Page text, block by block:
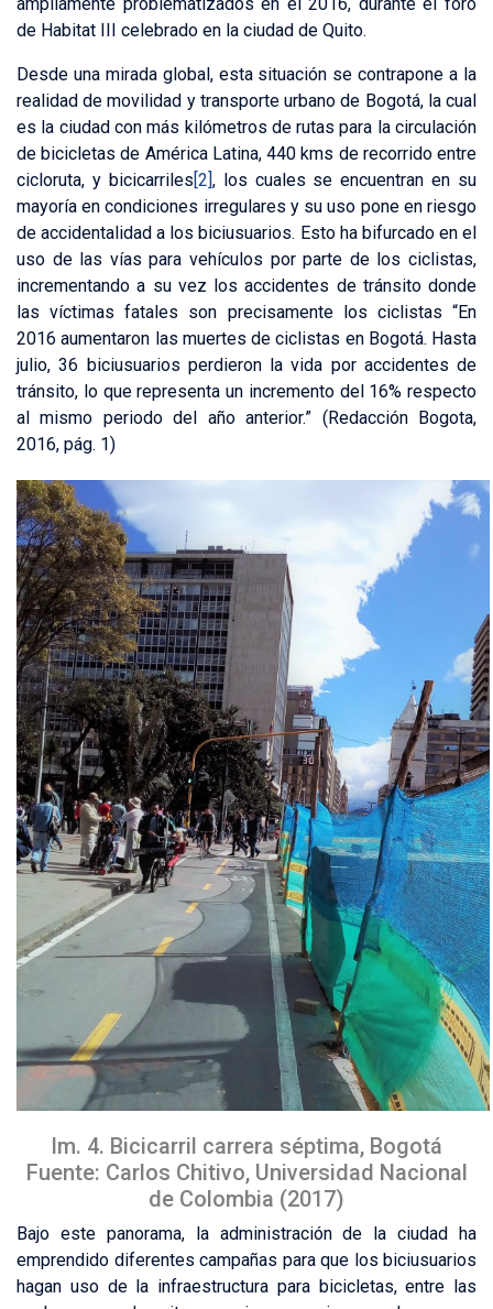
de Habitat III celebrado en la ciudad de Quito.
Desde una mirada global, esta situación se contrapone a la
realidad de movilidad y transporte urbano de Bogotá, la cual
es la ciudad con más kilómetros de rutas para la circulación
de bicicletas de América Latina, 440 kms de recorrido entre
cicloruta, y bicicarriles[2], los cuales se encuentran en su
mayoría en condiciones irregulares y su uso pone en riesgo
de accidentalidad a los biciusuarios. Esto ha bifurcado en el
uso de las vías para vehículos por parte de los ciclistas,
incrementando a su vez los accidentes de tránsito donde
las víctimas fatales son precisamente los ciclistas “En
2016 aumentaron las muertes de ciclistas en Bogotá. Hasta
julio, 36 biciusuarios perdieron la vida por accidentes de
tránsito, lo que representa un incremento del 16% respecto
al mismo periodo del año anterior.” (Redacción Bogota,
2016, pág. 1)
Im. 4. Bicicarril carrera séptima, Bogotá
Fuente: Carlos Chitivo, Universidad Nacional
de Colombia (2017)
Bajo este panorama, la administración de la ciudad ha
emprendido diferentes campañas para que los biciusuarios
hagan uso de la infraestructura para bicicletas, entre las